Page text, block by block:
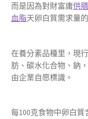
而是因為對財富庸供
血脂天卵白質需求量
在養分素品種里，現
肪、碳水化合物、鈉
由企業自愿標識。
每100克食物中卵白質